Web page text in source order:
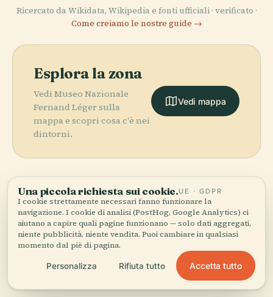
Ricercato da Wikidata, Wikipedia e fonti ufficiali · verificato ·
Come creiamo le nostre guide →
Esplora la zona
Vedi Museo Nazionale
Fernand Léger sulla
mappa e scopri cosa c'è nei
dintorni.
Vedi mappa
More inAntibes.
13 luoghi da scoprire — alcuni da abbinare.
PLACE
Museo Picasso
(Antibes)
Antibes Land
PLACE
Cattedrale di
Notre-Dame-
De-La-Platea
D'Antibes
PLACE
Archeologia di
Antibes
Una piccola richiesta sui cookie.UE · GDPR
I cookie strettamente necessari fanno funzionare la
navigazione. I cookie di analisi (PostHog, Google Analytics) ci
aiutano a capire quali pagine funzionano — solo dati aggregati,
niente pubblicità, niente vendita. Puoi cambiare in qualsiasi
momento dal piè di pagina.
Personalizza Rifiuta tutto Accetta tutto